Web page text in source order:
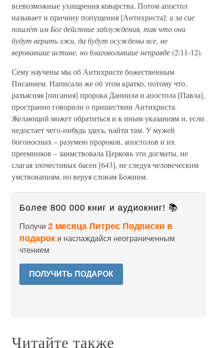
всевозможные ухищрения коварства. Потом апостол
называет и причину попущения [Антихриста]: и за сие
пошлёт им Бог действие заблуждения, так что они
будут верить лжи, да будут осуждены все, не
веровавшие истине, но благоволившиенеправде(2:11-12).
Сему научены мы об Антихристе божественным
Писанием. Написали же об этом кратко, потому что,
разъясняя [писания] пророка Даниила и апостола [Павла],
пространно говорили о пришествии Антихриста.
Желающий может обратиться и к иным указаниям и, если
недостает чего-нибудь здесь, найти там. У мужей
богоносных – разумею пророков, апостолов и их
преемников – заимствовала Церковь эти догматы, не
слагая злочестивых басен [643], не следуя человеческим
умствованиям, но веруя словам Божиим.
Более 800 000 книг и аудиокниг! 📚
Получи 2 месяца Литрес Подписки в
подарок и наслаждайся неограниченным
чтением
ПОЛУЧИТЬ ПОДАРОК
Читайте также